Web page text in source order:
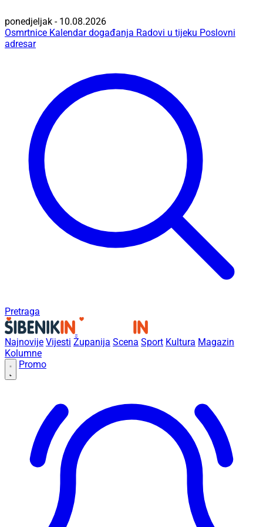
ponedjeljak - 10.08.2026
Osmrtnice Kalendar događanja Radovi u tijeku Poslovni
adresar
Pretraga
Najnovije Vijesti Županija Scena Sport Kultura Magazin
Kolumne
Promo